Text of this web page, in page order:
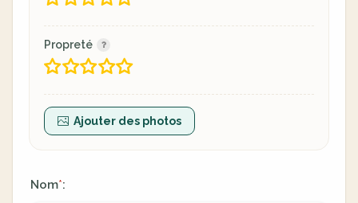
Propreté
Ajouter des photos
Nom*: